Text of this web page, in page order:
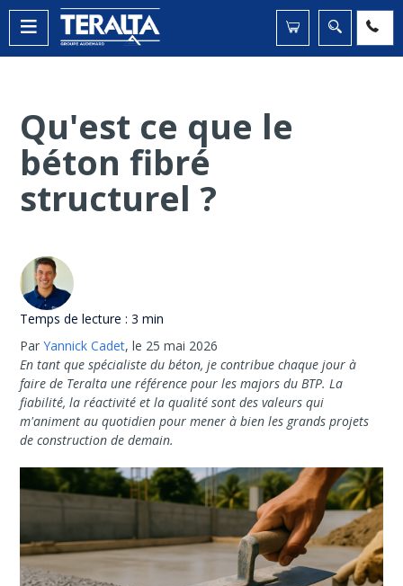
Qu'est ce que le
béton fibré
structurel ?
Temps de lecture :3 min
ParYannick Cadet,le 25 mai 2026
En tant que spécialiste du béton, je contribue chaque jour à
faire de Teralta une référence pour les majors du BTP. La
fiabilité, la réactivité et la qualité sont des valeurs qui
m'animent au quotidien pour mener à bien les grands projets
de construction de demain.